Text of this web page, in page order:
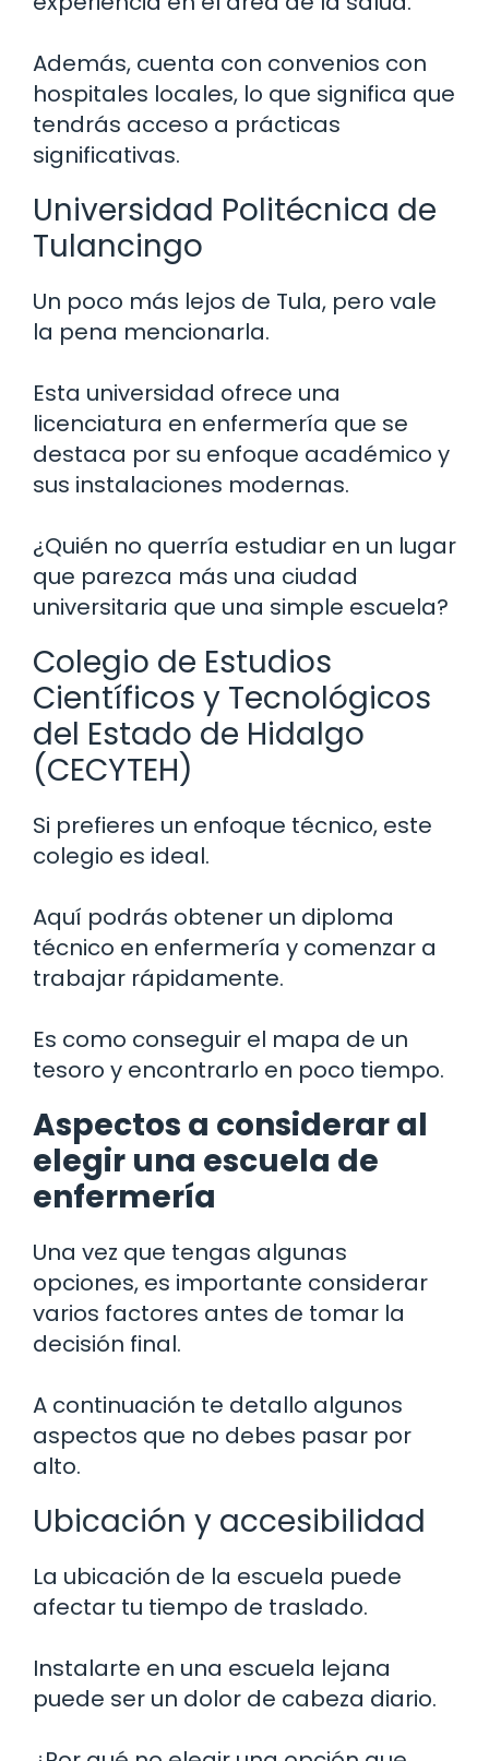
Además, cuenta con convenios con
hospitales locales, lo que significa que
tendrás acceso a prácticas
significativas.
Universidad Politécnica de
Tulancingo
Un poco más lejos de Tula, pero vale
la pena mencionarla.
Esta universidad ofrece una
licenciatura en enfermería que se
destaca por su enfoque académico y
sus instalaciones modernas.
¿Quién no querría estudiar en un lugar
que parezca más una ciudad
universitaria que una simple escuela?
Colegio de Estudios
Científicos y Tecnológicos
del Estado de Hidalgo
(CECYTEH)
Si prefieres un enfoque técnico, este
colegio es ideal.
Aquí podrás obtener un diploma
técnico en enfermería y comenzar a
trabajar rápidamente.
Es como conseguir el mapa de un
tesoro y encontrarlo en poco tiempo.
Aspectos a considerar al
elegir una escuela de
enfermería
Una vez que tengas algunas
opciones, es importante considerar
varios factores antes de tomar la
decisión final.
A continuación te detallo algunos
aspectos que no debes pasar por
alto.
Ubicación y accesibilidad
La ubicación de la escuela puede
afectar tu tiempo de traslado.
Instalarte en una escuela lejana
puede ser un dolor de cabeza diario.